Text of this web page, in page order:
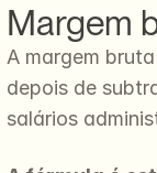
Margem
A margem
depois de
salários